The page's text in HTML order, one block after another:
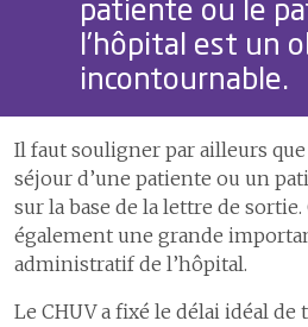
patiente ou le
l’hôpital est un
incontournable.
Il faut souligner par ailleurs
séjour d’une patiente ou un
sur la base de la lettre de
également une grande
administratif de l’hôpital.
Le CHUV a fixé le délai idéal